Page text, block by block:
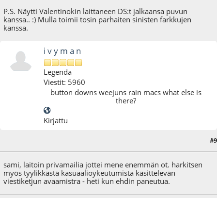
P.S. Näytti Valentinokin laittaneen DS:t jalkaansa puvun
kanssa.. :) Mulla toimii tosin parhaiten sinisten farkkujen
kanssa.
i v y m a n
Legenda
Viestit: 5960
button downs weejuns rain macs what else is
there?
Kirjattu
#9
sami, laitoin privamailia jottei mene enemmän ot. harkitsen
myös tyylikkästä kasuaalioykeutumista käsittelevän
viestiketjun avaamistra - heti kun ehdin paneutua.